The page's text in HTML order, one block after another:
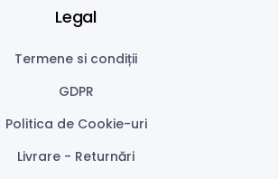
Legal
Termene si condiții
GDPR
Politica de Cookie-uri
Livrare - Returnări